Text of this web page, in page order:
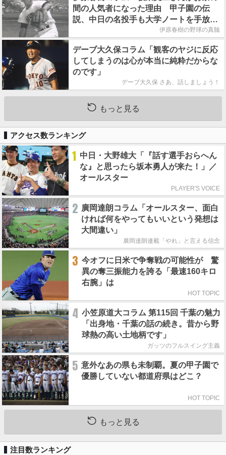
間の人気者になった理由 甲子園の伝
説、中日の名投手も大学ノートを手放さ
伊原春樹の野球の真髄
デーブ大久保コラム「観客のヤジに反応
してしまうのは心が本当に純粋だからな
のです」
デーブ大久保 さあ、話しましょう！
もっと見る
アクセス数ランキング
1 中日・大野雄大「『話す選手おらへん
な』と思ったら坂本勇人が来た！」／
オールスター
PLAYER'S VOICE
2 廣岡達朗コラム「オールスター、面白
ければ何をやってもいいという発想は
大間違い」
廣岡達朗連載「やれ」と言える信念
3 今オフに日米で争奪戦の可能性が 驚
異の奪三振能力を誇る「最速160キロ
右腕」は
HOT TOPIC
4 小笠原道大コラム 第115回 千葉の魅力
「出身地・千葉の話の続き。昔から野
球熱の高い土地柄です」
ガッツのフルスイング主義
5 意外なあの県も未制覇。夏の甲子園で
優勝していない都道府県はどこ？
HOT TOPIC
もっと見る
注目数ランキング